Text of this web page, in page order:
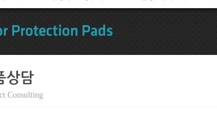
타입
로비매트
보호용매트
상담
Consulting